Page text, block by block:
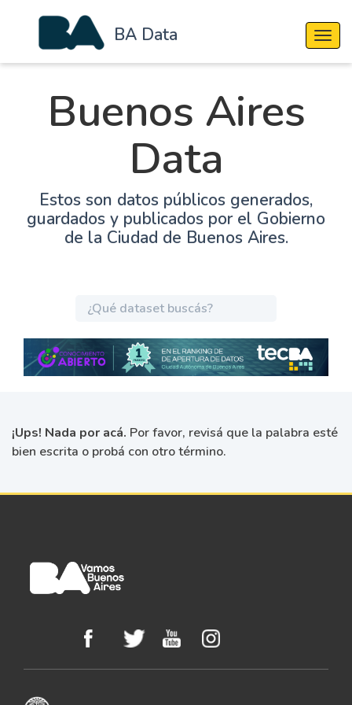
BA Data
Buenos Aires
Data
Estos son datos públicos generados,
guardados y publicados por el Gobierno
de la Ciudad de Buenos Aires.
¡Ups! Nada por acá. Por favor, revisá que la palabra esté
bien escrita o probá con otro término.